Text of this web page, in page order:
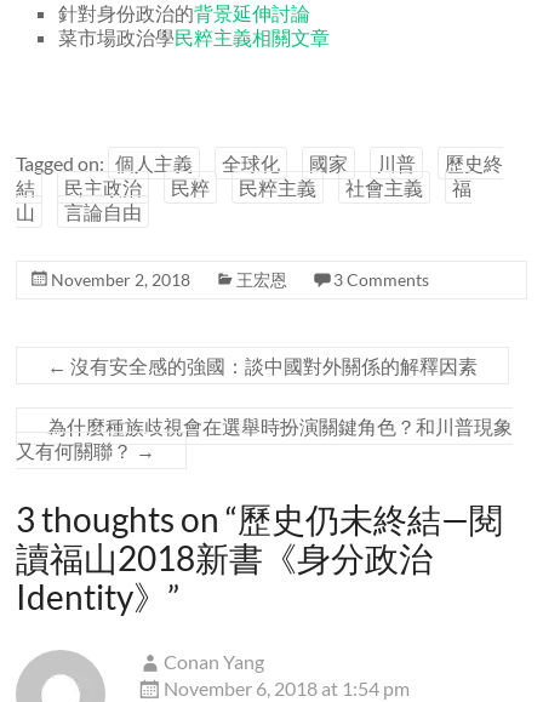
針對身份政治的背景延伸討論
菜市場政治學民粹主義相關文章
Tagged on: 個人主義 全球化 國家 川普
歷史終
結
民主政治 民粹 民粹主義 社會主義
福
山
言論自由
November 2, 2018 王宏恩 3 Comments
← 沒有安全感的強國：談中國對外關係的解釋因素
為什麼種族歧視會在選舉時扮演關鍵角色？和川普現象
又有何關聯？ →
3 thoughts on “歷史仍未終結—閱
讀福山2018新書《身分政治
Identity》 ”
Conan Yang
November 6, 2018 at 1:54 pm